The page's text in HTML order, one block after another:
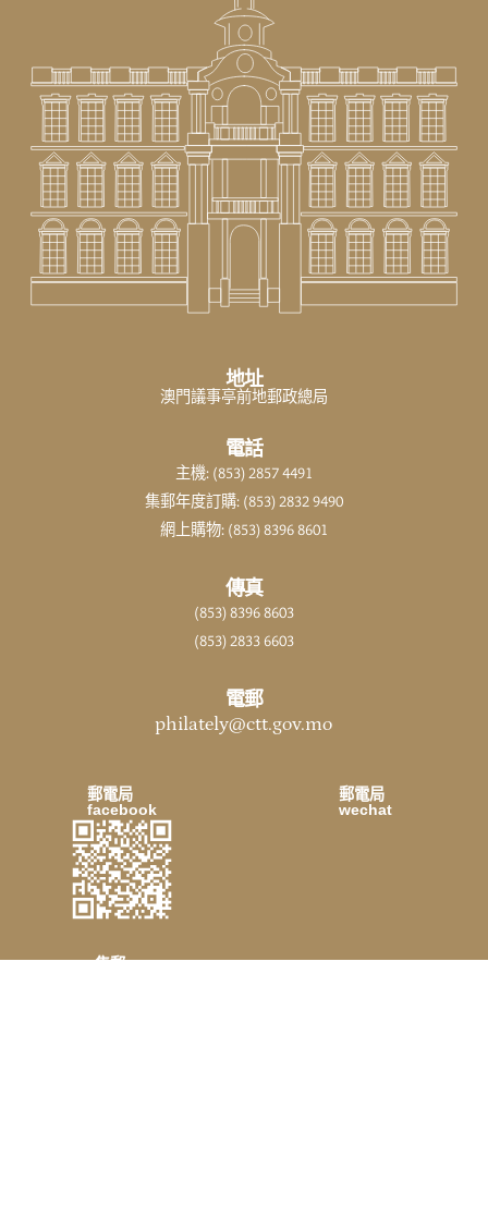
郵電局
facebook
郵電局
wechat
集郵
地址
澳門議事亭前地郵政總局
電話
主機: (853) 2857 4491
集郵年度訂購: (853) 2832 9490
網上購物: (853) 8396 8601
傳真
(853) 8396 8603
(853) 2833 6603
電郵
philately@ctt.gov.mo